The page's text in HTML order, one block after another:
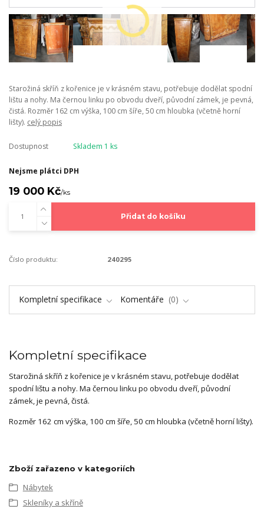
Starožiná skříň z kořenice je v krásném stavu, potřebuje dodělat spodní
lištu a nohy. Ma černou linku po obvodu dveří, původní zámek, je pevná,
čistá. Rozměr 162 cm výška, 100 cm šíře, 50 cm hloubka (včetně horní
lišty). celý popis
Dostupnost Skladem 1 ks
Nejsme plátci DPH
19 000 Kč/ks
Přidat do košíku
Číslo produktu: 240295
Kompletní specifikace Komentáře 0
Kompletní specifikace
Starožiná skříň z kořenice je v krásném stavu, potřebuje dodělat
spodní lištu a nohy. Ma černou linku po obvodu dveří, původní
zámek, je pevná, čistá.
Rozměr 162 cm výška, 100 cm šíře, 50 cm hloubka (včetně horní lišty).
Zboží zařazeno v kategoriích
Nábytek
Skleníky a skříně